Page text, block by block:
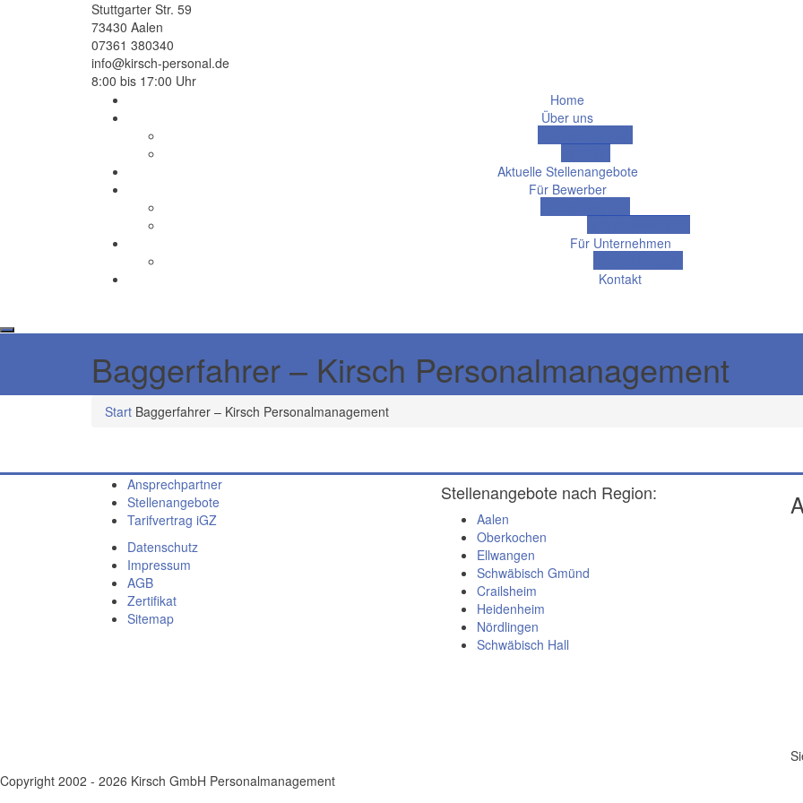
Stuttgarter Str. 59
73430 Aalen
07361 380340
info@kirsch-personal.de
8:00 bis 17:00 Uhr
Home
Über uns
Aktuelle Stellenangebote
Für Bewerber
Für Unternehmen
Kontakt
Baggerfahrer – Kirsch Personalmanagement
Start Baggerfahrer – Kirsch Personalmanagement
Ansprechpartner
Stellenangebote
Tarifvertrag iGZ
Datenschutz
Impressum
AGB
Zertifikat
Sitemap
Stellenangebote nach Region:
Aalen
Oberkochen
Ellwangen
Schwäbisch Gmünd
Crailsheim
Heidenheim
Nördlingen
Schwäbisch Hall
Copyright 2002 - 2026 Kirsch GmbH Personalmanagement